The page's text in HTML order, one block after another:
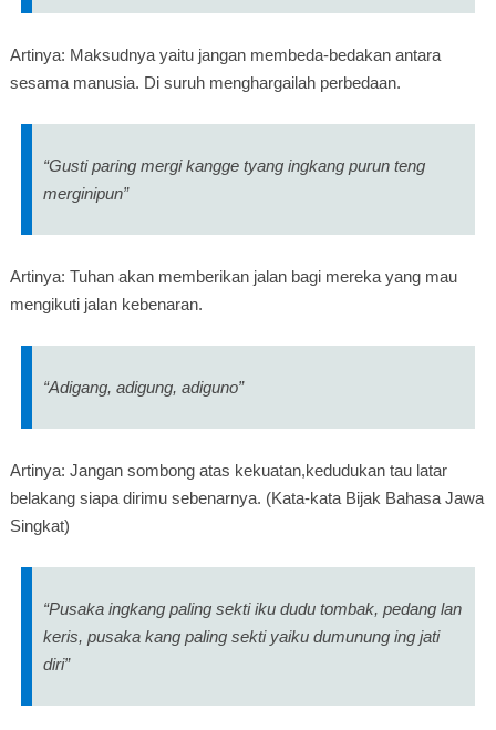
Artinya: Maksudnya yaitu jangan membeda-bedakan antara
sesama manusia. Di suruh menghargailah perbedaan.
“Gusti paring mergi kangge tyang ingkang purun teng
merginipun”
Artinya: Tuhan akan memberikan jalan bagi mereka yang mau
mengikuti jalan kebenaran.
“Adigang, adigung, adiguno”
Artinya: Jangan sombong atas kekuatan,kedudukan tau latar
belakang siapa dirimu sebenarnya. (Kata-kata Bijak Bahasa Jawa
Singkat)
“Pusaka ingkang paling sekti iku dudu tombak, pedang lan
keris, pusaka kang paling sekti yaiku dumunung ing jati
diri”